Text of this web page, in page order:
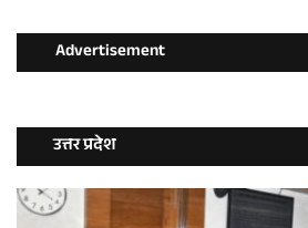
Advertisement
उत्तर प्रदेश